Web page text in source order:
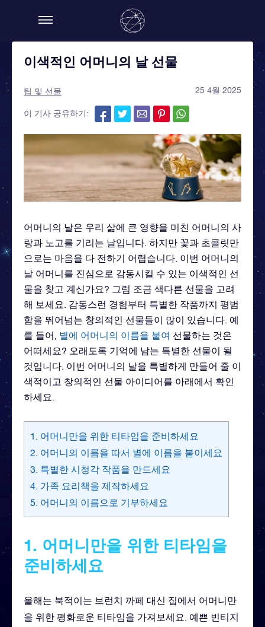
이색적인 어머니의 날 선물
팁 및 선물 25 4월 2025
이 기사 공유하기:
어머니의 날은 우리 삶에 큰 영향을 미친 어머니의 사
랑과 노고를 기리는 날입니다. 하지만 꽃과 초콜릿만
으로는 마음을 다 전하기 어렵습니다. 이번 어머니의
날 어머니를 진심으로 감동시킬 수 있는 이색적인 선
물을 찾고 계신가요? 그럼 조금 색다른 선물을 고려
해 보세요. 감동스런 경험부터 특별한 작품까지 평범
함을 뛰어넘는 창의적인 선물들이 많이 있습니다. 예
를 들어, 별에 어머니의 이름을 붙여 선물하는 것은
어떠세요? 오래도록 기억에 남는 특별한 선물이 될
것입니다. 이번 어머니의 날을 특별하게 만들어 줄 이
색적이고 창의적인 선물 아이디어를 아래에서 확인
하세요.
1. 어머니만을 위한 티타임을 준비하세요
2. 어머니의 이름을 따서 별에 이름을 붙이세요
3. 특별한 시청각 작품을 만드세요
4. 가족 요리책을 제작하세요
5. 어머니의 이름으로 기부하세요
1. 어머니만을 위한 티타임을
준비하세요
올해는 북적이는 브런치 까페 대신 집에서 어머니만
을 위한 평화로운 티타임을 가져보세요. 예쁜 빈티지